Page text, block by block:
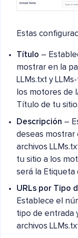
Estas
Título –
mostrar en la
LLMs.txt y
los motores de
Título de tu sitio.
Descripción –
deseas mostrar
archivos
tu sitio a los
será la Etiqueta
URLs por Tipo
Establece el
tipo de entrada
archivos